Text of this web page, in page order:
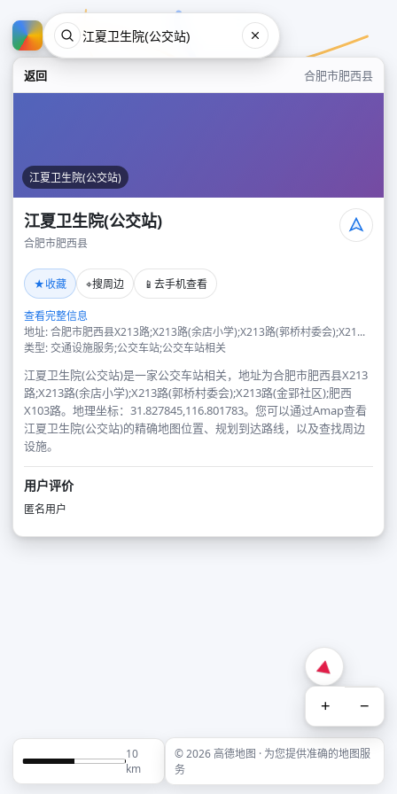
返回 合肥市肥西县
江夏卫生院(公交站)
江夏卫生院(公交站)
合肥市肥西县
★收藏 ⌖搜周边 📱 去手机查看
查看完整信息
地址: 合肥市肥西县X213路;X213路(余店小学);X213路(郭桥村委会);X21...
类型: 交通设施服务;公交车站;公交车站相关
江夏卫生院(公交站)是一家公交车站相关，地址为合肥市肥西县X213
路;X213路(余店小学);X213路(郭桥村委会);X213路(金郢社区);肥西
X103路。地理坐标：31.827845,116.801783。您可以通过Amap查看
江夏卫生院(公交站)的精确地图位置、规划到达路线，以及查找周边
设施。
用户评价
匿名用户
+ −
10
km
© 2026 高德地图 · 为您提供准确的地图服
务